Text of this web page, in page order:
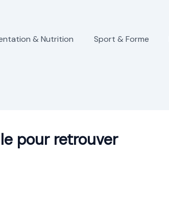
& Nutrition Sport & Forme
pour retrouver